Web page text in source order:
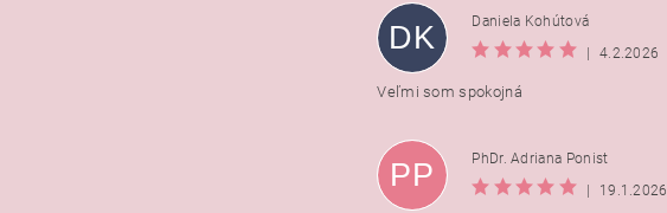
DK
Daniela Kohútová
4.2.2026
Veľmi som spokojná
PP
PhDr. Adriana Ponist
19.1.2026